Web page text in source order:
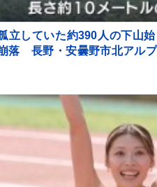
立していた約390人の下山
落 長野・安曇野市北アル